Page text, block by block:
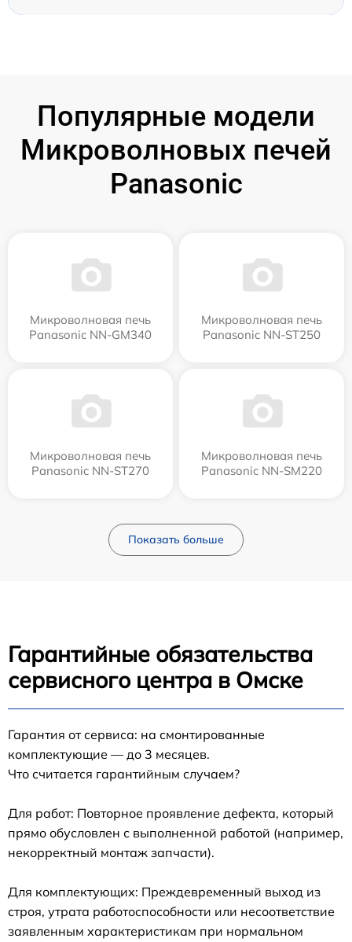
Популярные модели
Микроволновых печей
Panasonic
Микроволновая печь
Panasonic NN-GM340
Микроволновая печь
Panasonic NN-ST250
Микроволновая печь
Panasonic NN-ST270
Микроволновая печь
Panasonic NN-SM220
Показать больше
Гарантийные обязательства
сервисного центра в Омске
Гарантия от сервиса: на смонтированные
комплектующие — до 3 месяцев.
Что считается гарантийным случаем?
Для работ: Повторное проявление дефекта, который
прямо обусловлен с выполненной работой (например,
некорректный монтаж запчасти).
Для комплектующих: Преждевременный выход из
строя, утрата работоспособности или несоответствие
заявленным характеристикам при нормальном